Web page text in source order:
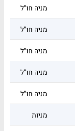
מניה חו"ל
מניה חו"ל
מניה חו"ל
מניה חו"ל
מניה חו"ל
מניות